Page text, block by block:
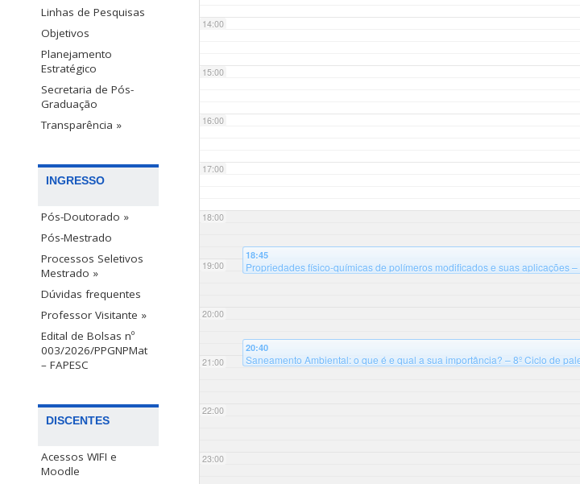
Linhas de Pesquisas
Objetivos
Planejamento
Estratégico
Secretaria de Pós-
Graduação
Transparência »
INGRESSO
Pós-Doutorado »
Pós-Mestrado
Processos Seletivos
Mestrado »
Dúvidas frequentes
Professor Visitante »
Edital de Bolsas nº
003/2026/PPGNPMat
– FAPESC
DISCENTES
Acessos WIFI e
Moodle
14:00
15:00
16:00
17:00
18:00
19:00
20:00
21:00
22:00
23:00
18:45
Propriedades físico-químicas de polímeros modificados e suas aplicações –
20:40
Saneamento Ambiental: o que é e qual a sua importância? – 8º Ciclo de